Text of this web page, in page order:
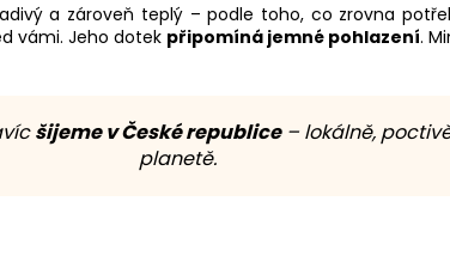
a zároveň teplý – podle toho, co zrovna
vámi. Jeho dotek připomíná jemné pohlazení.
šijeme v České republice– lokálně,
planetě.